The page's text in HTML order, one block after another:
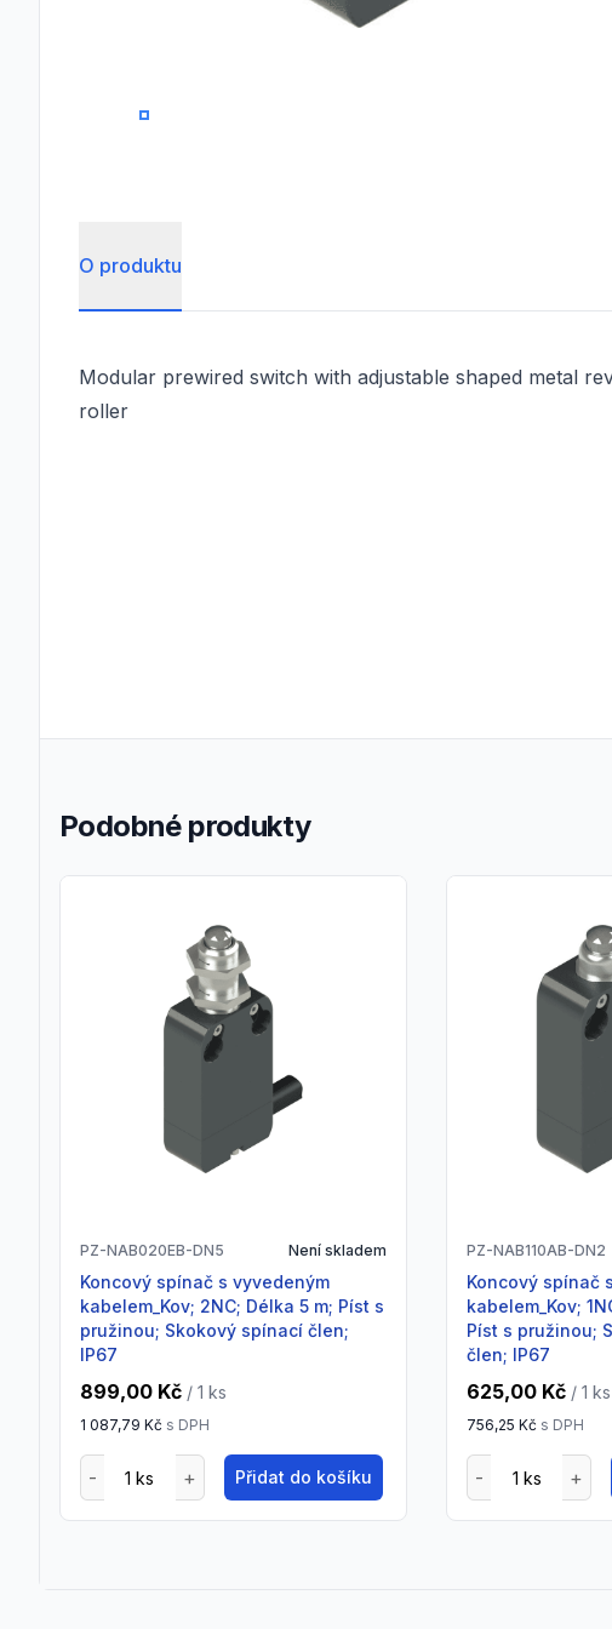
0
O produktu
Modular prewired switch with adjustable shaped metal
roller
Podobné produkty
PZ-NAB020EB-DN5 Není skladem
Koncový spínač s vyvedeným
kabelem_Kov; 2NC; Délka 5 m; Píst s
pružinou; Skokový spínací člen;
IP67
899,00 Kč / 1 ks
1 087,79 Kč s DPH
Přidat do košíku
PZ-NAB110AB-DN2
Koncový spínač s vyvedeným
kabelem_Kov;
Píst s pružinou;
člen; IP67
625,00 Kč / 1 ks
756,25 Kč s DPH